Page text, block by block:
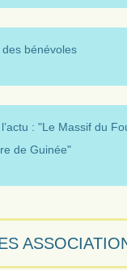
bénévoles
: "Le Massif du
de Guinée"